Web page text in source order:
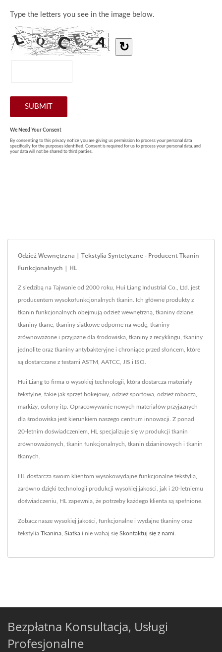
Odzież Wewnętrzna | Tekstylia Syntetyczne - Producent Tkanin
Funkcjonalnych | HL
Z siedzibą na Tajwanie od 2000 roku, Hui Liang Industrial Co., Ltd. jest
producentem wysokofunkcjonalnych tkanin. Ich główne produkty z
tkanin funkcjonalnych obejmują odzież wewnętrzną, tkaniny dziane,
tkaniny tkane, tkaniny siatkowe odporne na wodę, tkaniny
zrównoważone i przyjazne dla środowiska, tkaniny z recyklingu, tkaniny
jednolite oraz tkaniny antybakteryjne i chroniące przed słońcem, które
są dostarczane z testami ASTM, AATCC, JIS i ISO.
Hui Liang to firma o wysokiej technologii, która dostarcza materiały
tekstylne, takie jak sprzęt hokejowy, odzież sportowa, odzież robocza,
markizy, osłony itp. Opracowywanie nowych materiałów przyjaznych
dla środowiska jest kierunkiem naszego centrum innowacji. Z ponad
20-letnim doświadczeniem, HL specjalizuje się w produkcji tkanin
zrównoważonych, tkanin funkcjonalnych, tkanin dzianinowych i tkanin
tkanych.
HL dostarcza swoim klientom wysokowydajne funkcjonalne tekstylia,
zarówno dzięki technologii produkcji wysokiej jakości, jak i 20-letniemu
doświadczeniu, HL zapewnia, że potrzeby każdego klienta są spełnione.
Zobacz nasze wysokiej jakości, funkcjonalne i wydajne tkaniny oraz
tekstylia Tkanina Siatka i nie wahaj się Skontaktuj się z nami
Bezpłatna Konsultacja, Usługi
Profesjonalne